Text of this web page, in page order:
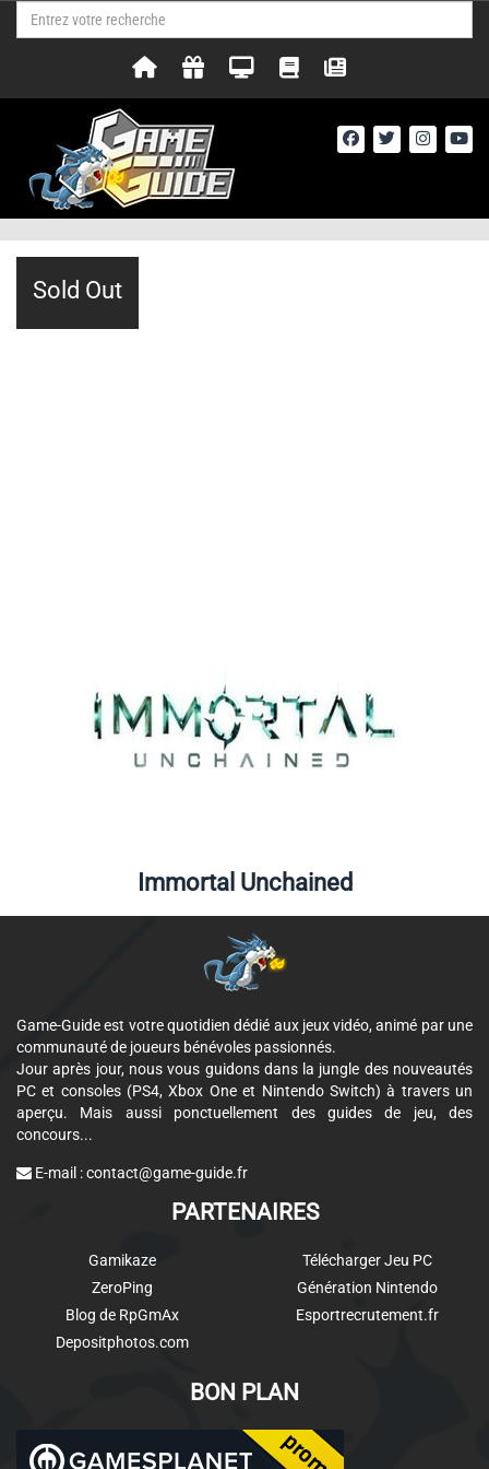
Immortal Unchained
Sold Out
Game-Guide est votre quotidien dédié aux jeux vidéo, animé par une
communauté de joueurs bénévoles passionnés.
Jour après jour, nous vous guidons dans la jungle des nouveautés
PC et consoles (PS4, Xbox One et Nintendo Switch) à travers un
aperçu. Mais aussi ponctuellement des guides de jeu, des
concours...
E-mail :contact@game-guide.fr
PARTENAIRES
Gamikaze
ZeroPing
Blog de RpGmAx
Depositphotos.com
Télécharger Jeu PC
Génération Nintendo
Esportrecrutement.fr
BON PLAN